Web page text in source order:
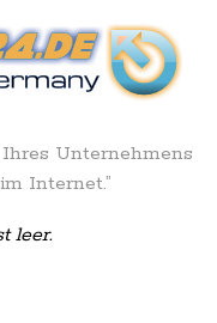
Unternehmens
Internet.”
leer.